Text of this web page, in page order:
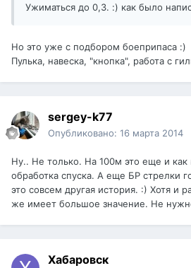
Ужиматься до 0,3. :) как было
Но это уже с подбором боеприпаса :)
Пулька, навеска, "кнопка", работа с
sergey-k77
Опубликовано: 16 марта 2014
Ну.. Не только. На 100м это еще и
обработка спуска. А еще БР стрелки
это совсем другая история. :) Хотя и
же имеет большое значение. Не
Хабаровск